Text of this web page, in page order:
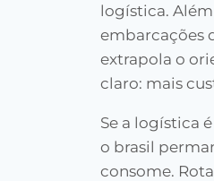
logística.
embarcações
extrapola o
claro: mais
Se a logística
o brasil
consome.